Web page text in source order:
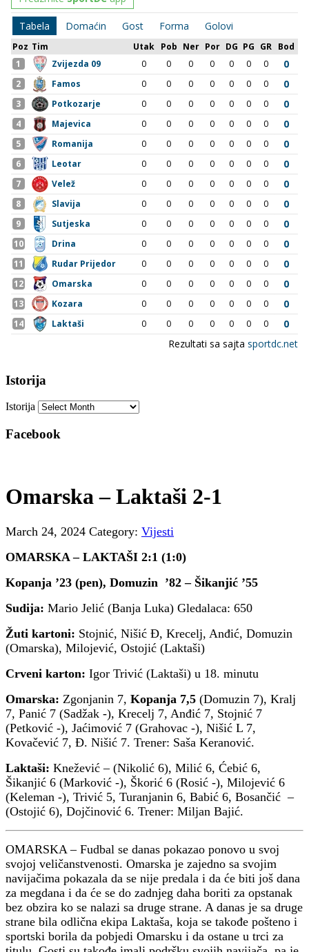
Istorija
Istorija
Facebook
Omarska – Laktaši 2-1
March 24, 2024 Category: Vijesti
OMARSKA – LAKTAŠI 2:1 (1:0)
Kopanja ’23 (pen), Domuzin ’82 – Šikanjić ’55
Sudija: Mario Jelić (Banja Luka) Gledalaca: 650
Žuti kartoni: Stojnić, Nišić Đ, Krecelj, Anđić, Domuzin
(Omarska), Milojević, Ostojić (Laktaši)
Crveni karton: Igor Trivić (Laktaši) u 18. minutu
Omarska: Zgonjanin 7, Kopanja 7,5 (Domuzin 7), Kralj
7, Panić 7 (Sadžak -), Krecelj 7, Anđić 7, Stojnić 7
(Petković -), Jaćimović 7 (Grahovac -), Nišić L 7,
Kovačević 7, Đ. Nišić 7. Trener: Saša Keranović.
Laktaši: Knežević – (Nikolić 6), Milić 6, Ćebić 6,
Šikanjić 6 (Marković -), Škorić 6 (Rosić -), Milojević 6
(Keleman -), Trivić 5, Turanjanin 6, Babić 6, Bosančić –
(Ostojić 6), Dojčinović 6. Trener: Miljan Bajić.
OMARSKA – Fudbal se danas pokazao ponovo u svoj
svojoj veličanstvenosti. Omarska je zajedno sa svojim
navijačima pokazala da se nije predala i da će biti još dana
za megdana i da će se do zadnjeg daha boriti za opstanak
bez obzira ko se nalazi sa druge strane. A danas je sa druge
strane bila odlična ekipa Laktaša, koja se takođe pošteno i
sportski borila da pobjedi Omarsku i da ostane u trci za